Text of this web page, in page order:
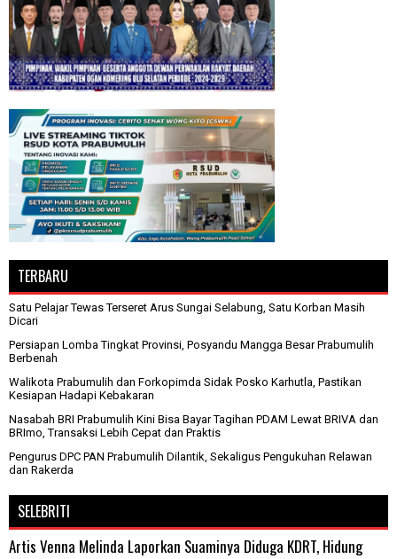
TERBARU
Satu Pelajar Tewas Terseret Arus Sungai Selabung, Satu Korban Masih
Dicari
Persiapan Lomba Tingkat Provinsi, Posyandu Mangga Besar Prabumulih
Berbenah
Walikota Prabumulih dan Forkopimda Sidak Posko Karhutla, Pastikan
Kesiapan Hadapi Kebakaran
Nasabah BRI Prabumulih Kini Bisa Bayar Tagihan PDAM Lewat BRIVA dan
BRImo, Transaksi Lebih Cepat dan Praktis
Pengurus DPC PAN Prabumulih Dilantik, Sekaligus Pengukuhan Relawan
dan Rakerda
SELEBRITI
Artis Venna Melinda Laporkan Suaminya Diduga KDRT, Hidung